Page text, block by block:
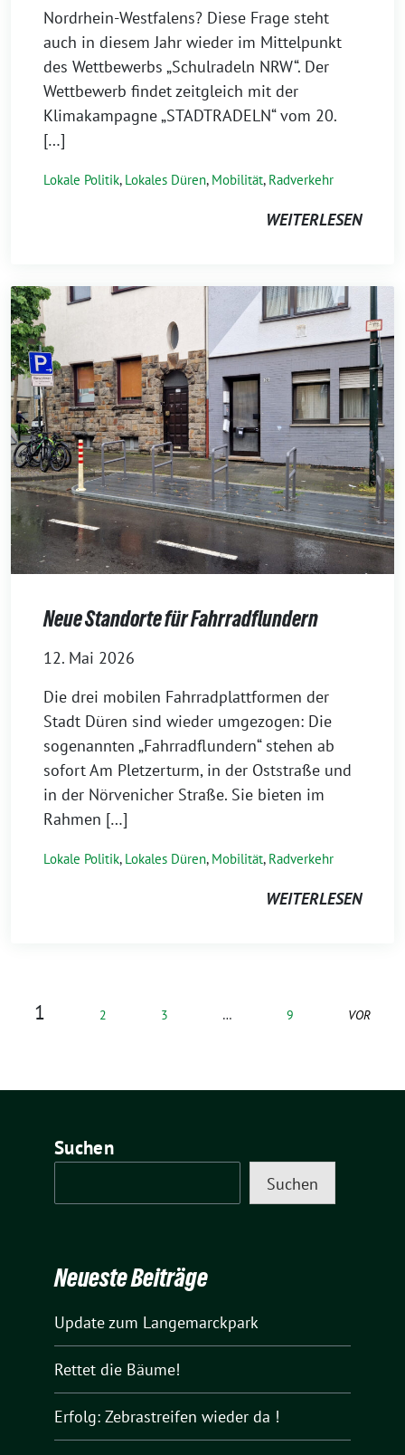
Nordrhein-Westfalens? Diese Frage steht
auch in diesem Jahr wieder im Mittelpunkt
des Wettbewerbs „Schulradeln NRW“. Der
Wettbewerb findet zeitgleich mit der
Klimakampagne „STADTRADELN“ vom 20.
[…]
Lokale Politik, Lokales Düren, Mobilität, Radverkehr
WEITERLESEN
Neue Standorte für Fahrradflundern
12. Mai 2026
Die drei mobilen Fahrradplattformen der
Stadt Düren sind wieder umgezogen: Die
sogenannten „Fahrradflundern“ stehen ab
sofort Am Pletzerturm, in der Oststraße und
in der Nörvenicher Straße. Sie bieten im
Rahmen […]
Lokale Politik, Lokales Düren, Mobilität, Radverkehr
WEITERLESEN
1 2 3 … 9 VOR
Suchen
Suchen
Neueste Beiträge
Update zum Langemarckpark
Rettet die Bäume!
Erfolg: Zebrastreifen wieder da !